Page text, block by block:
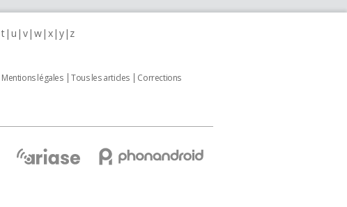
t u v w x y z
Mentions légales Tous les articles
Corrections